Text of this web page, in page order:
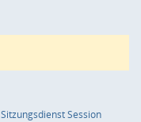
SitzungsdienstSession(Wird in